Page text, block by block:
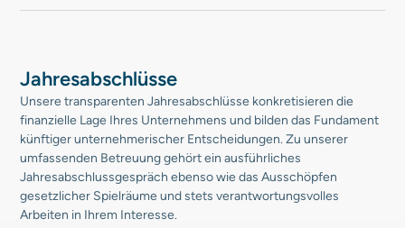
Jahresabschlüsse
Unsere transparenten Jahresabschlüsse konkretisieren die
finanzielle Lage Ihres Unternehmens und bilden das Fundament
künftiger unternehmerischer Entscheidungen. Zu unserer
umfassenden Betreuung gehört ein ausführliches
Jahresabschlussgespräch ebenso wie das Ausschöpfen
gesetzlicher Spielräume und stets verantwortungsvolles
Arbeiten in Ihrem Interesse.